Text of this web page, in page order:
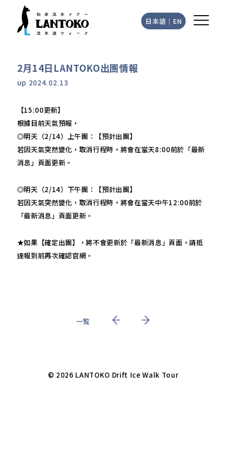
日本語 ｜ EN
2月14日LANTOKO出團情報
up 2024.02.13
【15:00更新】
根據目前天氣預報，
◎明天（2/14）上午團：【預計出團】
若因天氣突然變化，取消行程時，將會在當天8:00前於「最新
消息」頁面更新。
◎明天（2/14）下午團：【預計出團】
若因天氣突然變化，取消行程時，將會在當天中午12:00前於
「最新消息」頁面更新。
★如果【確定出團】，將不會更新於「最新消息」頁面。請抵
達報到前再次確認官網。
一覧
© 2026 LANTOKO Drift Ice Walk Tour